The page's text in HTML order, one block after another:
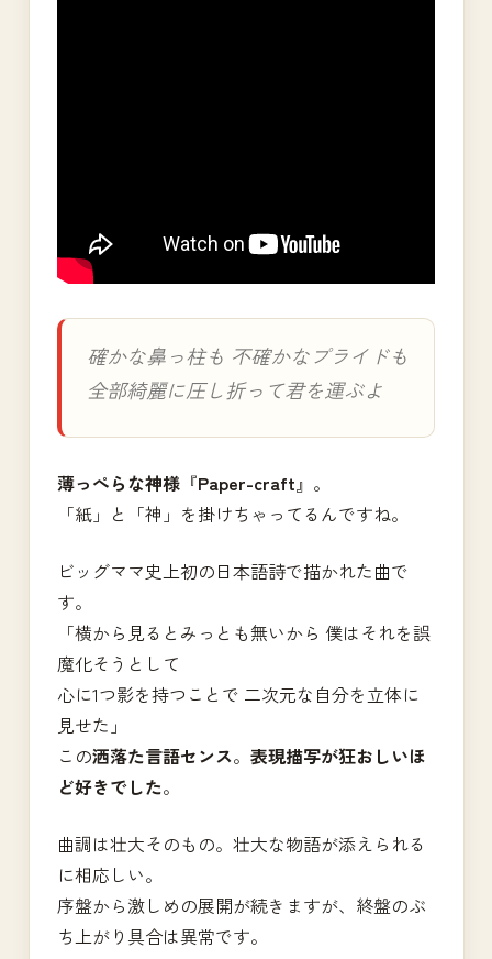
確かな鼻っ柱も 不確かなプライドも
全部綺麗に圧し折って君を運ぶよ
薄っぺらな神様 『Paper-craft』。
「紙」と「神」を掛けちゃってるんですね。
ビッグママ史上初の日本語詩で描かれた曲で
す。
「横から見るとみっとも無いから 僕はそれを誤
魔化そうとして
心に1つ影を持つことで 二次元な自分を立体に
見せた」
この洒落た言語センス。 表現描写が狂おしいほ
ど好きでした。
曲調は壮大そのもの。壮大な物語が添えられる
に相応しい。
序盤から激しめの展開が続きますが、終盤のぶ
ち上がり具合は異常です。